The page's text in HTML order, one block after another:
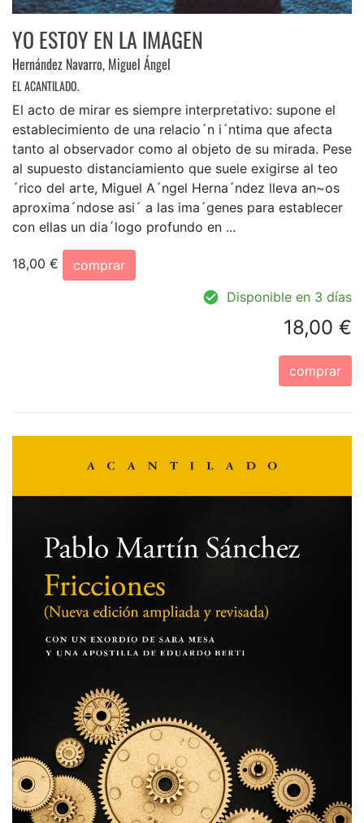
YO ESTOY EN LA IMAGEN
Hernández Navarro, Miguel Ángel
EL ACANTILADO.
El acto de mirar es siempre interpretativo: supone el
establecimiento de una relacio´n i´ntima que afecta
tanto al observador como al objeto de su mirada. Pese
al supuesto distanciamiento que suele exigirse al teo
´rico del arte, Miguel A´ngel Herna´ndez lleva an~os
aproxima´ndose asi´ a las ima´genes para establecer
con ellas un dia´logo profundo en ...
18,00 €
comprar
Disponible en 3 días
18,00 €
comprar